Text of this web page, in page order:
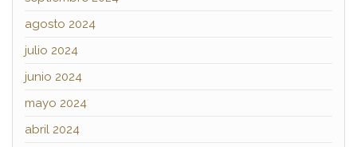
agosto 2024
julio 2024
junio 2024
mayo 2024
abril 2024